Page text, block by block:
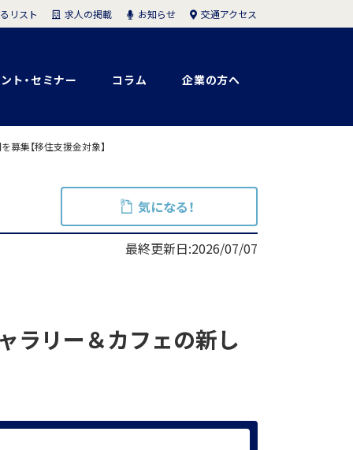
ト・セミナー コラム 企業の方へ
リスト 求人の掲載 お知らせ 交通アクセス
集【移住支援金対象】
気になる！
最終更新日:2026/07/07
ラリー＆カフェの新し